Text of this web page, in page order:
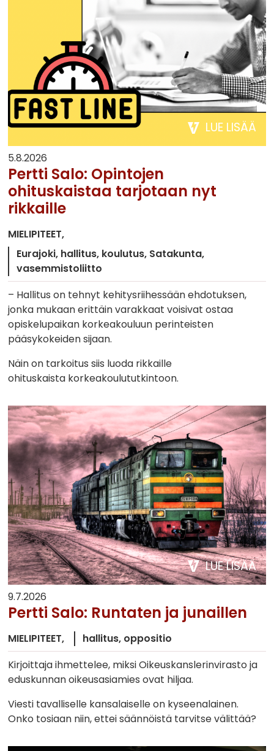
LUE LISÄÄ
5.8.2026
Pertti Salo: Opintojen
ohituskaistaa tarjotaan nyt
rikkaille
MIELIPITEET
Eurajoki hallitus koulutus Satakunta
vasemmistoliitto
– Hallitus on tehnyt kehitysriihessään ehdotuksen,
jonka mukaan erittäin varakkaat voisivat ostaa
opiskelupaikan korkeakouluun perinteisten
pääsykokeiden sijaan.
Näin on tarkoitus siis luoda rikkaille
ohituskaista korkeakoulututkintoon.
LUE LISÄÄ
9.7.2026
Pertti Salo: Runtaten ja junaillen
MIELIPITEET hallitus oppositio
Kirjoittaja ihmettelee, miksi Oikeuskanslerinvirasto ja
eduskunnan oikeusasiamies ovat hiljaa.
Viesti tavalliselle kansalaiselle on kyseenalainen.
Onko tosiaan niin, ettei säännöistä tarvitse välittää?